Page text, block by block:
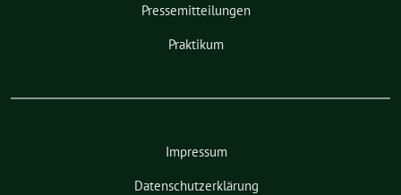
Pressemitteilungen
Praktikum
Impressum
Datenschutzerklärung